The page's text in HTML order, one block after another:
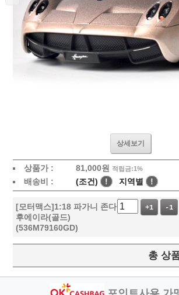
상세보기
상품가 : 81,000원 적립금:1%
배송비 : (조건) ! 지역별 !
[모터맥스]1:18 파가니 존다
후에이라(골드)
(536M79160GD)
+1 -1
총 상